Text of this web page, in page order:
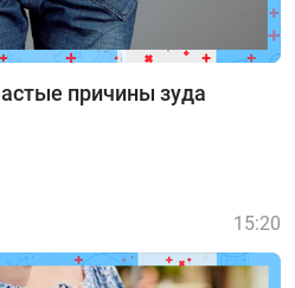
причины зуда
15:20